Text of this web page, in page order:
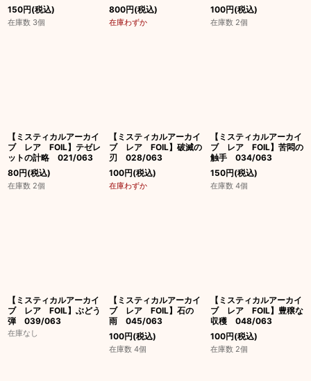
150円(税込)
在庫数 3個
800円(税込)
在庫わずか
100円(税込)
在庫数 2個
【ミスティカルアーカイ
ブ レア FOIL】テゼレ
ットの計略 021/063
80円(税込)
在庫数 2個
【ミスティカルアーカイ
ブ レア FOIL】破滅の
刃 028/063
100円(税込)
在庫わずか
【ミスティカルアーカイ
ブ レア FOIL】苦悶の
触手 034/063
150円(税込)
在庫数 4個
【ミスティカルアーカイ
ブ レア FOIL】ぶどう
弾 039/063
在庫なし
【ミスティカルアーカイ
ブ レア FOIL】石の
雨 045/063
100円(税込)
在庫数 4個
【ミスティカルアーカイ
ブ レア FOIL】豊穣な
収穫 048/063
100円(税込)
在庫数 2個